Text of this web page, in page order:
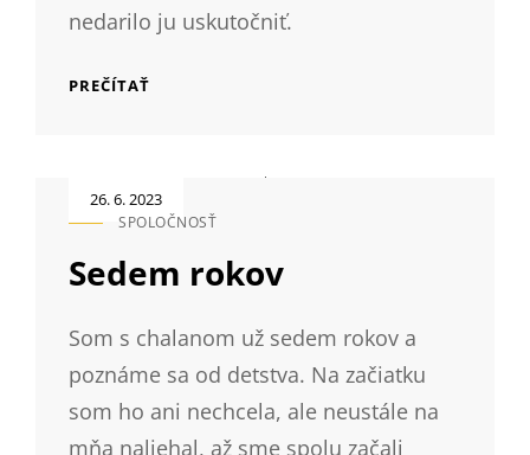
nedarilo ju uskutočniť.
PREČÍTAŤ
26. 6. 2023
CAT
SPOLOČNOSŤ
Sedem rokov
Som s chalanom už sedem rokov a
poznáme sa od detstva. Na začiatku
som ho ani nechcela, ale neustále na
mňa naliehal, až sme spolu začali